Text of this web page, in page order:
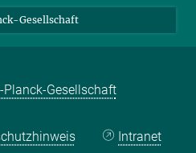
Gesellschaft
Planck-Gesellschaft
Intranet